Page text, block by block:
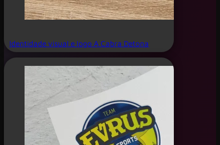
Identidade visual e logo A Cabra Detona